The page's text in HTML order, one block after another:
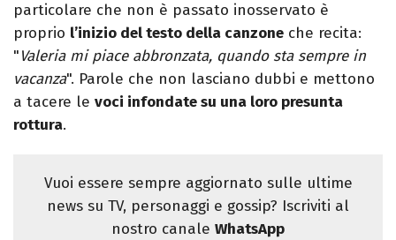
particolare che non è passato inosservato è
proprio l’inizio del testo della canzone che recita:
"Valeria mi piace abbronzata, quando sta sempre in
vacanza". Parole che non lasciano dubbi e mettono
a tacere le voci infondate su una loro presunta
rottura.
Vuoi essere sempre aggiornato sulle ultime
news su TV, personaggi e gossip? Iscriviti al
nostro canale WhatsApp